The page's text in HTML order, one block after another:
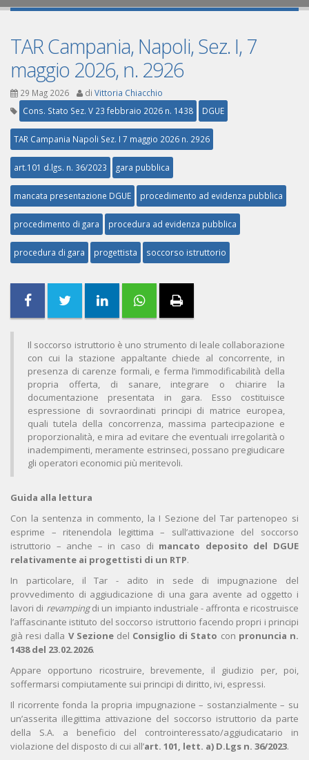
TAR Campania, Napoli, Sez. I, 7
maggio 2026, n. 2926
29 Mag 2026 di Vittoria Chiacchio
Cons. Stato Sez. V 23 febbraio 2026 n. 1438
DGUE
TAR Campania Napoli Sez. I 7 maggio 2026 n. 2926
art.101 d.lgs. n. 36/2023 gara pubblica
mancata presentazione DGUE procedimento ad evidenza pubblica
procedimento di gara procedura ad evidenza pubblica
procedura di gara progettista soccorso istruttorio
Il soccorso istruttorio è uno strumento di leale collaborazione
con cui la stazione appaltante chiede al concorrente, in
presenza di carenze formali, e ferma l’immodificabilità della
propria offerta, di sanare, integrare o chiarire la
documentazione presentata in gara. Esso costituisce
espressione di sovraordinati principi di matrice europea,
quali tutela della concorrenza, massima partecipazione e
proporzionalità, e mira ad evitare che eventuali irregolarità o
inadempimenti, meramente estrinseci, possano pregiudicare
gli operatori economici più meritevoli.
Guida alla lettura
Con la sentenza in commento, la I Sezione del Tar partenopeo si
esprime – ritenendola legittima – sull’attivazione del soccorso
istruttorio – anche – in caso di mancato deposito del DGUE
relativamente ai progettisti di un RTP.
In particolare, il Tar - adito in sede di impugnazione del
provvedimento di aggiudicazione di una gara avente ad oggetto i
lavori di revampingdi un impianto industriale - affronta e ricostruisce
l’affascinante istituto del soccorso istruttorio facendo propri i principi
già resi dalla V Sezionedel Consiglio di Stato con pronuncia n.
1438 del 23.02.2026.
Appare opportuno ricostruire, brevemente, il giudizio per, poi,
soffermarsi compiutamente sui principi di diritto, ivi, espressi.
Il ricorrente fonda la propria impugnazione – sostanzialmente – su
un’asserita illegittima attivazione del soccorso istruttorio da parte
della S.A. a beneficio del controinteressato/aggiudicatario in
violazione del disposto di cui all’art. 101, lett. a) D.Lgs n. 36/2023.